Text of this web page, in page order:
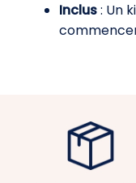
Inclus: Un